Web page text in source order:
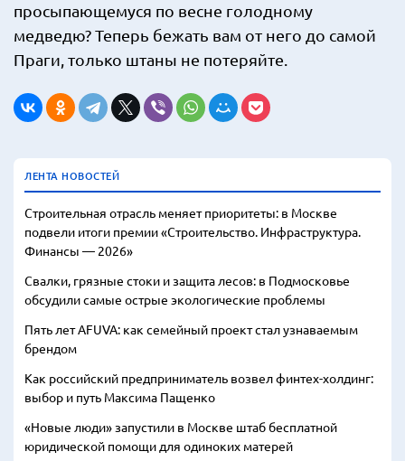
просыпающемуся по весне голодному
медведю? Теперь бежать вам от него до самой
Праги, только штаны не потеряйте.
ЛЕНТА НОВОСТЕЙ
Строительная отрасль меняет приоритеты: в Москве
подвели итоги премии «Строительство. Инфраструктура.
Финансы — 2026»
Свалки, грязные стоки и защита лесов: в Подмосковье
обсудили самые острые экологические проблемы
Пять лет AFUVA: как семейный проект стал узнаваемым
брендом
Как российский предприниматель возвел финтех-холдинг:
выбор и путь Максима Пащенко
«Новые люди» запустили в Москве штаб бесплатной
юридической помощи для одиноких матерей